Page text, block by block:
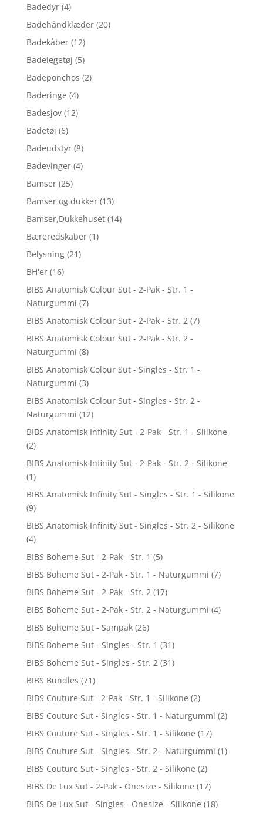
Badedyr (4)
Badehåndklæder (20)
Badekåber (12)
Badelegetøj (5)
Badeponchos (2)
Baderinge (4)
Badesjov (12)
Badetøj (6)
Badeudstyr (8)
Badevinger (4)
Bamser (25)
Bamser og dukker (13)
Bamser,Dukkehuset (14)
Bæreredskaber (1)
Belysning (21)
BH'er (16)
BIBS Anatomisk Colour Sut - 2-Pak - Str. 1 -
Naturgummi (7)
BIBS Anatomisk Colour Sut - 2-Pak - Str. 2 (7)
BIBS Anatomisk Colour Sut - 2-Pak - Str. 2 -
Naturgummi (8)
BIBS Anatomisk Colour Sut - Singles - Str. 1 -
Naturgummi (3)
BIBS Anatomisk Colour Sut - Singles - Str. 2 -
Naturgummi (12)
BIBS Anatomisk Infinity Sut - 2-Pak - Str. 1 - Silikone
(2)
BIBS Anatomisk Infinity Sut - 2-Pak - Str. 2 - Silikone
(1)
BIBS Anatomisk Infinity Sut - Singles - Str. 1 - Silikone
(9)
BIBS Anatomisk Infinity Sut - Singles - Str. 2 - Silikone
(4)
BIBS Boheme Sut - 2-Pak - Str. 1 (5)
BIBS Boheme Sut - 2-Pak - Str. 1 - Naturgummi (7)
BIBS Boheme Sut - 2-Pak - Str. 2 (17)
BIBS Boheme Sut - 2-Pak - Str. 2 - Naturgummi (4)
BIBS Boheme Sut - Sampak (26)
BIBS Boheme Sut - Singles - Str. 1 (31)
BIBS Boheme Sut - Singles - Str. 2 (31)
BIBS Bundles (71)
BIBS Couture Sut - 2-Pak - Str. 1 - Silikone (2)
BIBS Couture Sut - Singles - Str. 1 - Naturgummi (2)
BIBS Couture Sut - Singles - Str. 1 - Silikone (17)
BIBS Couture Sut - Singles - Str. 2 - Naturgummi (1)
BIBS Couture Sut - Singles - Str. 2 - Silikone (2)
BIBS De Lux Sut - 2-Pak - Onesize - Silikone (17)
BIBS De Lux Sut - Singles - Onesize - Silikone (18)